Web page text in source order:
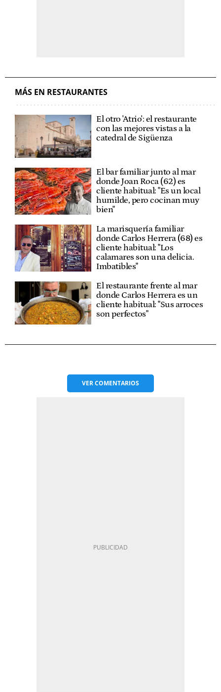
MÁS EN RESTAURANTES
El otro 'Atrio': el restaurante
con las mejores vistas a la
catedral de Sigüenza
El bar familiar junto al mar
donde Joan Roca (62) es
cliente habitual: "Es un local
humilde, pero cocinan muy
bien"
La marisquería familiar
donde Carlos Herrera (68) es
cliente habitual: "Los
calamares son una delicia.
Imbatibles"
El restaurante frente al mar
donde Carlos Herrera es un
cliente habitual: "Sus arroces
son perfectos"
VERCOMENTARIOS